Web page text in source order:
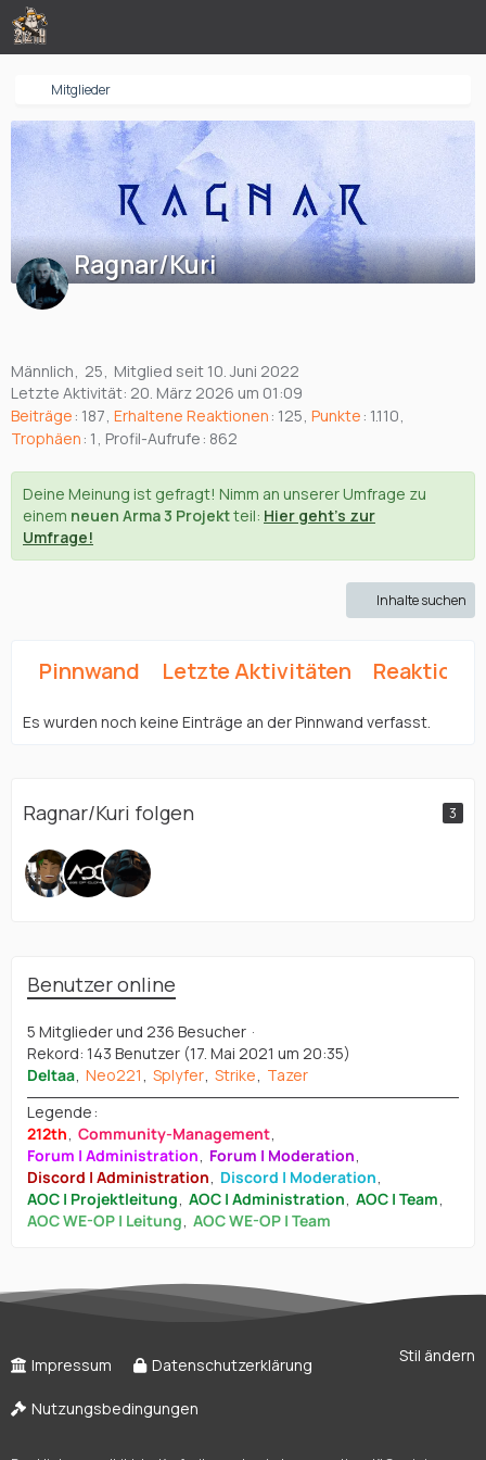
Mitglieder
Ragnar/Kuri
Männlich 25
Mitglied seit 10. Juni 2022
Letzte Aktivität: 20. März 2026 um 01:09
Beiträge 187 Erhaltene Reaktionen 125 Punkte 1.110
Trophäen 1 Profil-Aufrufe 862
Deine Meinung ist gefragt! Nimm an unserer Umfrage zu
einem neuen Arma 3 Projektteil: Hier geht's zur
Umfrage!
Inhalte suchen
Pinnwand Letzte Aktivitäten
Es wurden noch keine Einträge an der Pinnwand verfasst.
Ragnar/Kuri folgen 3
Benutzer online
5 Mitglieder und 236 Besucher
Rekord: 143 Benutzer (17. Mai 2021 um 20:35)
Deltaa Neo221 Splyfer Strike
Tazer
Legende
212th Community-Management
Forum | Administration
Forum | Moderation
Discord | Administration
Discord | Moderation
AOC | Projektleitung AOC | Administration AOC | Team
AOC WE-OP | Leitung AOC WE-OP | Team
Stil ändern
Impressum Datenschutzerklärung
Nutzungsbedingungen